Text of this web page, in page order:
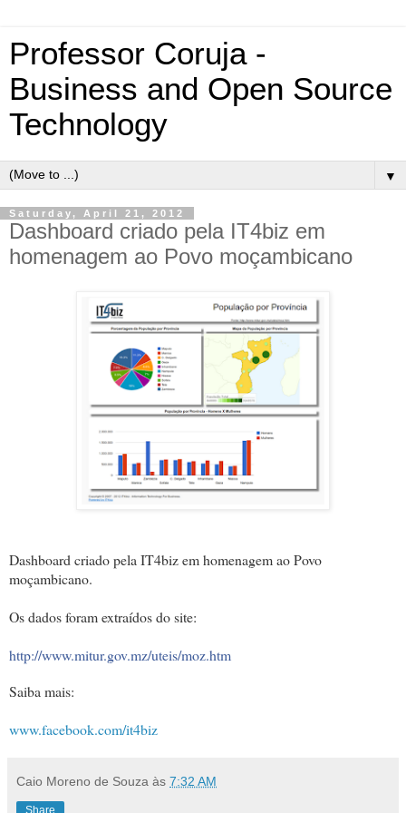
Professor Coruja -
Business and Open Source
Technology
▼
Saturday, April 21, 2012
Dashboard criado pela IT4biz em
homenagem ao Povo moçambicano
Dashboard criado pela IT4biz em homenagem ao Povo
moçambicano.
Os dados foram extraídos do site:
http://www.mitur.gov.mz/uteis/moz.htm
Saiba mais:
www.facebook.com/it4biz
Caio Moreno de Souza às 7:32 AM
Share